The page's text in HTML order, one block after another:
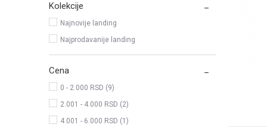
Kolekcije
Najnovije landing
Najprodavanije landing
Cena
0 - 2.000 RSD (9)
2.001 - 4.000 RSD (2)
4.001 - 6.000 RSD (1)